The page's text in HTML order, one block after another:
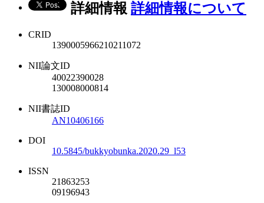
詳細情報 詳細情報について
CRID
1390005966210211072
NII論文ID
40022390028
130008000814
NII書誌ID
AN10406166
DOI
10.5845/bukkyobunka.2020.29_l53
ISSN
21863253
09196943